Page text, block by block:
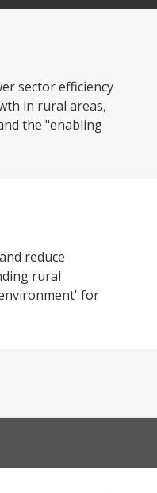
sector efficiency
in rural areas,
the "enabling
reduce
rural
for